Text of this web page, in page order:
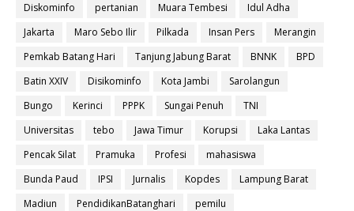
Diskominfo
pertanian Muara Tembesi
Idul Adha
Jakarta
Maro Sebo Ilir Pilkada Insan Pers
Merangin
Pemkab Batang Hari
Tanjung Jabung Barat BNNK
BPD
Batin XXIV
Disikominfo Kota Jambi
Sarolangun
Bungo
Kerinci PPPK Sungai Penuh
TNI
Universitas
tebo Jawa Timur Korupsi
Laka Lantas
Pencak Silat
Pramuka Profesi
mahasiswa
Bunda Paud
IPSI Jurnalis Kopdes
Lampung Barat
Madiun
PendidikanBatanghari pemilu